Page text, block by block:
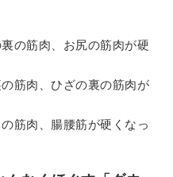
の筋肉、お尻の筋肉が硬
筋肉、ひざの裏の筋肉が
筋肉、腸腰筋が硬くなっ